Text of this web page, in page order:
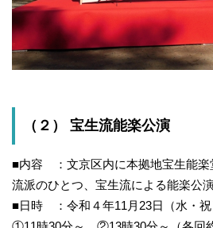
（２） 宝生流能楽公演
■内容 ：文京区内に本拠地宝生能楽
流派のひとつ、宝生流による能楽公演
■日時 ：令和４年11月23日（水・